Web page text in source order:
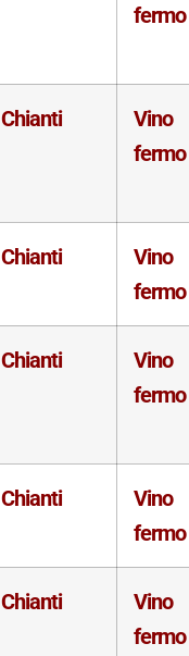
fermo
Chianti
Vino
fermo
Chianti
Vino
fermo
Chianti
Vino
fermo
Chianti
Vino
fermo
Chianti
Vino
fermo